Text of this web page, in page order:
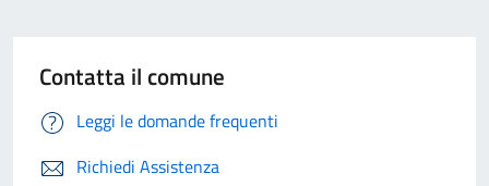
Contatta il comune
Leggi le domande frequenti
Richiedi Assistenza